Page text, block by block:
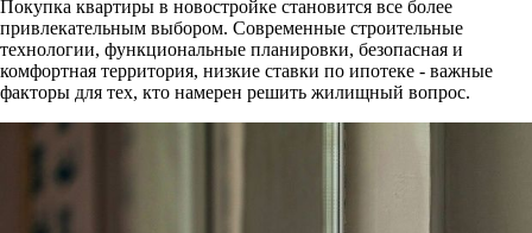
Покупка квартиры в новостройке становится все более
привлекательным выбором. Современные строительные
технологии, функциональные планировки, безопасная и
комфортная территория, низкие ставки по ипотеке - важные
факторы для тех, кто намерен решить жилищный вопрос.